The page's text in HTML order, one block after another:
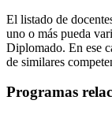
El listado de
uno o más pueda
Diplomado. En ese
de similares
Programas